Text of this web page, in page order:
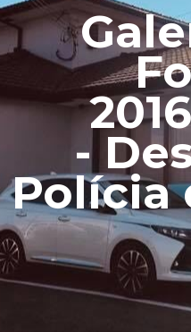
-
Polícia